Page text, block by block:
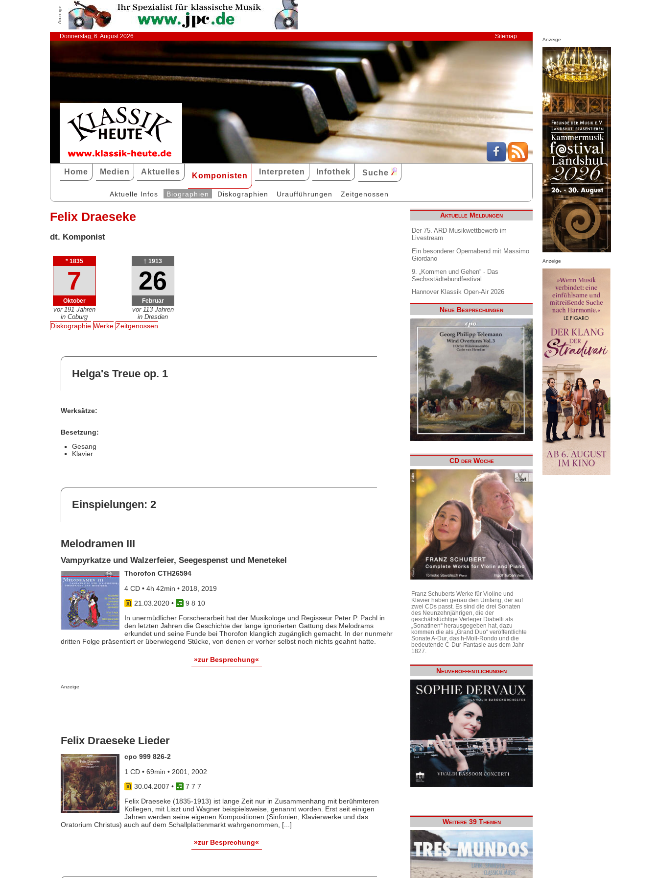
Anzeige
Donnerstag, 6. August 2026 Sitemap
Home Medien Aktuelles Komponisten Interpreten Infothek Suche
Aktuelle Infos Biographien Diskographien Uraufführungen Zeitgenossen
Felix Draeseke
dt. Komponist
* 1835
7
Oktober
vor 191 Jahren
in Coburg
† 1913
26
Februar
vor 113 Jahren
in Dresden
Diskographie Werke Zeitgenossen
Helga's Treue op. 1
Werksätze:
Besetzung:
Gesang
Klavier
Einspielungen: 2
Melodramen III
Vampyrkatze und Walzerfeier, Seegespenst und Menetekel
Thorofon CTH26594
4 CD • 4h 42min • 2018, 2019
21.03.2020•
9 8 10
In unermüdlicher Forscherarbeit hat der Musikologe und Regisseur Peter P. Pachl in
den letzten Jahren die Geschichte der lange ignorierten Gattung des Melodrams
erkundet und seine Funde bei Thorofon klanglich zugänglich gemacht. In der nunmehr
dritten Folge präsentiert er überwiegend Stücke, von denen er vorher selbst noch nichts geahnt hatte.
»zur Besprechung«
Anzeige
Felix Draeseke Lieder
cpo 999 826-2
1 CD • 69min • 2001, 2002
30.04.2007 •
7 7 7
Felix Draeseke (1835-1913) ist lange Zeit nur in Zusammenhang mit berühmteren
Kollegen, mit Liszt und Wagner beispielsweise, genannt worden. Erst seit einigen
Jahren werden seine eigenen Kompositionen (Sinfonien, Klavierwerke und das
Oratorium Christus) auch auf dem Schallplattenmarkt wahrgenommen, [...]
»zur Besprechung«
Aktuelle Meldungen
Der 75. ARD-Musikwettbewerb im
Livestream
Ein besonderer Opernabend mit Massimo
Giordano
9. „Kommen und Gehen“ - Das
Sechsstädtebundfestival
Hannover Klassik Open-Air 2026
Neue Besprechungen
CD der Woche
Franz Schuberts Werke für Violine und
Klavier haben genau den Umfang, der auf
zwei CDs passt. Es sind die drei Sonaten
des Neunzehnjährigen, die der
geschäftstüchtige Verleger Diabelli als
„Sonatinen“ herausgegeben hat, dazu
kommen die als „Grand Duo“ veröffentlichte
Sonate A-Dur, das h-Moll-Rondo und die
bedeutende C-Dur-Fantasie aus dem Jahr
1827.
Neuveröffentlichungen
Weitere 39 Themen
Anzeige
Anzeige